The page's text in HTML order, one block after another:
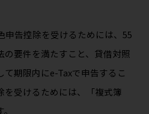
申告控除を受けるためには、55
要件を満たすこと、貸借対照
期限内にe-Taxで申告するこ
を受けるためには、「複式簿